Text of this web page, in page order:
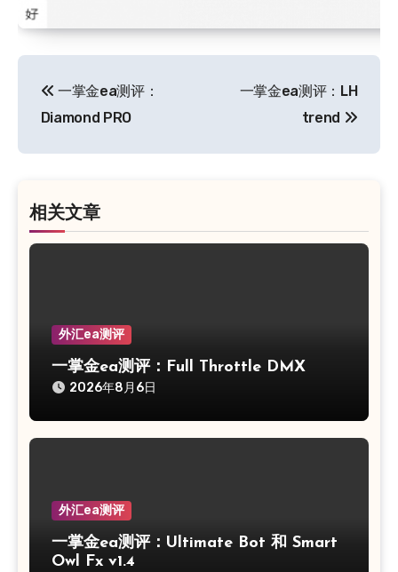
章
导
一掌金ea测评：
Diamond PRO
一掌金ea测评：LH
trend
相关文章
外汇ea测评
一掌金ea测评：Full Throttle DMX
2026年8月6日
外汇ea测评
一掌金ea测评：Ultimate Bot 和 Smart
Owl Fx v1.4